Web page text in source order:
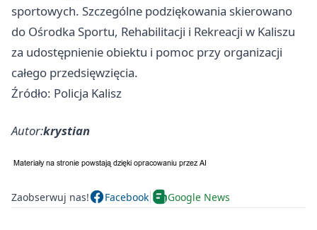
sportowych. Szczególne podziękowania skierowano
do Ośrodka Sportu, Rehabilitacji i Rekreacji w Kaliszu
za udostępnienie obiektu i pomoc przy organizacji
całego przedsięwzięcia.
Źródło: Policja Kalisz
Autor:krystian
Zaobserwuj nas! Facebook Google News